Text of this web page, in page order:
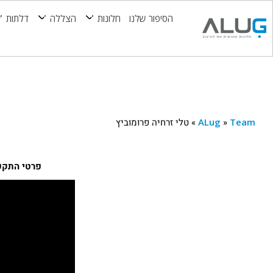
הסיפור שלנו חלונות הצללה דלתות
ALug » Team
» טלי זרחיה פרומוביץ
פרטי